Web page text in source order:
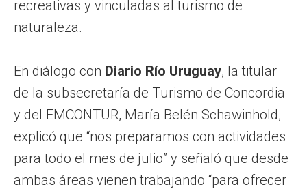
recreativas y vinculadas al turismo de
naturaleza.
En diálogo con Diario Río Uruguay, la titular
de la subsecretaría de Turismo de Concordia
y del EMCONTUR, María Belén Schawinhold,
explicó que “nos preparamos con actividades
para todo el mes de julio” y señaló que desde
ambas áreas vienen trabajando “para ofrecer